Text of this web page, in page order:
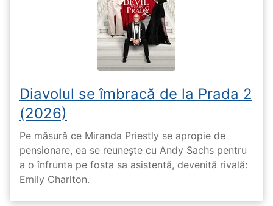
Diavolul se îmbracă de la Prada 2
(2026)
Pe măsură ce Miranda Priestly se apropie de
pensionare, ea se reunește cu Andy Sachs pentru
a o înfrunta pe fosta sa asistentă, devenită rivală:
Emily Charlton.